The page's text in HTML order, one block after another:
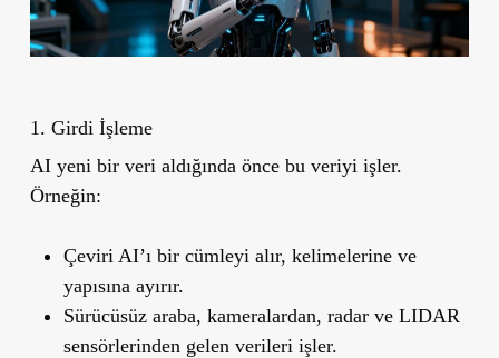
1. Girdi İşleme
AI yeni bir veri aldığında önce bu veriyi işler.
Örneğin:
Çeviri AI’ı bir cümleyi alır, kelimelerine ve
yapısına ayırır.
Sürücüsüz araba, kameralardan, radar ve LIDAR
sensörlerinden gelen verileri işler.